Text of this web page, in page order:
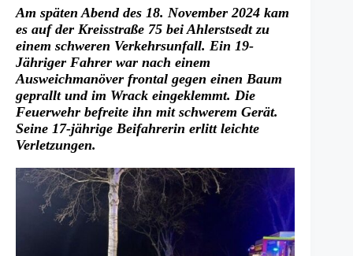
Am späten Abend des 18. November 2024 kam
es auf der Kreisstraße 75 bei Ahlerstsedt zu
einem schweren Verkehrsunfall. Ein 19-
Jähriger Fahrer war nach einem
Ausweichmanöver frontal gegen einen Baum
geprallt und im Wrack eingeklemmt. Die
Feuerwehr befreite ihn mit schwerem Gerät.
Seine 17-jährige Beifahrerin erlitt leichte
Verletzungen.